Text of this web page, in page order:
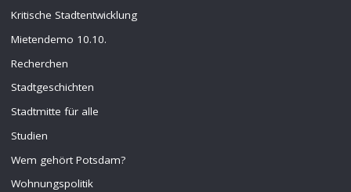
Kritische Stadtentwicklung
Mietendemo 10.10.
Recherchen
Stadtgeschichten
Stadtmitte für alle
Studien
Wem gehört Potsdam?
Wohnungspolitik